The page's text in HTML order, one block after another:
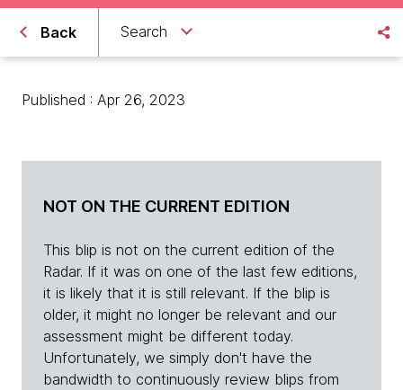
Back Search
Published : Apr 26, 2023
NOT ON THE CURRENT EDITION
This blip is not on the current edition of the
Radar. If it was on one of the last few editions,
it is likely that it is still relevant. If the blip is
older, it might no longer be relevant and our
assessment might be different today.
Unfortunately, we simply don't have the
bandwidth to continuously review blips from